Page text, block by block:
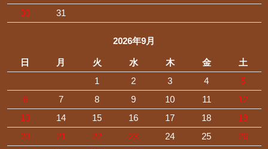
30
31
2026年9月
日 月 火 水 木 金
土
1
2 3 4
5
6
7 8 9 10 11
12
13
14 15 16 17 18
19
20
21 22 23 24 25
26